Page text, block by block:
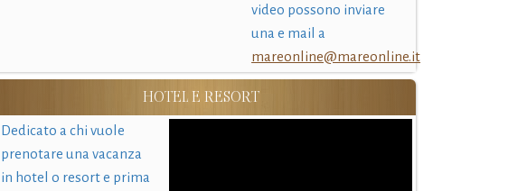
video possono inviare
una e mail a
mareonline@mareonline.it
HOTEL E RESORT
Dedicato a chi vuole
prenotare una vacanza
in hotel o resort e prima